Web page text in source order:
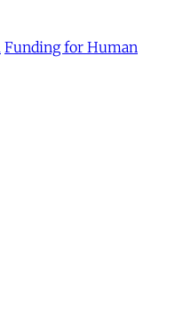
Funding for Human